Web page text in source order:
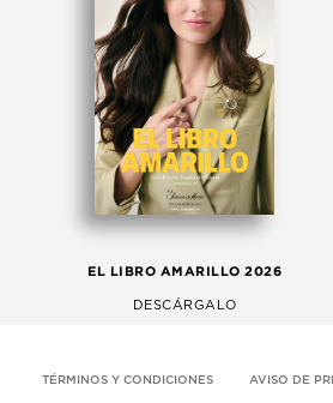
EL LIBRO AMARILLO 2026
DESCÁRGALO
TÉRMINOS Y CONDICIONES AVISO DE